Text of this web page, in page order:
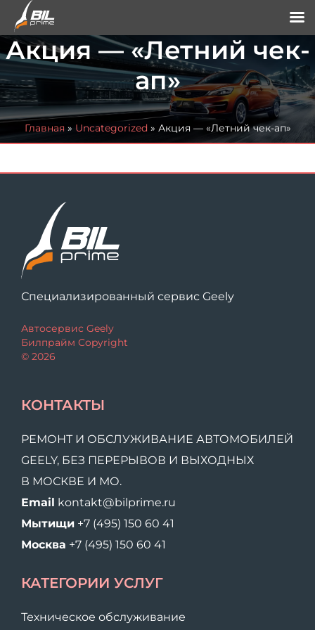
Акция — «Летний чек-
ап»
Главная » Uncategorized» Акция — «Летний чек-ап»
Специализированный сервис Geely
Автосервис Geely
Билпрайм Copyright
© 2026
КОНТАКТЫ
РЕМОНТ И ОБСЛУЖИВАНИЕ АВТОМОБИЛЕЙ
GEELY, БЕЗ ПЕРЕРЫВОВ И ВЫХОДНЫХ
В МОСКВЕ И МО.
Email kontakt@bilprime.ru
Мытищи +7 (495) 150 60 41
Москва +7 (495) 150 60 41
КАТЕГОРИИ УСЛУГ
Техническое обслуживание